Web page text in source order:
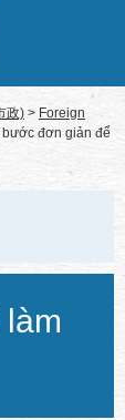
政) > Foreign
bước đơn giản để